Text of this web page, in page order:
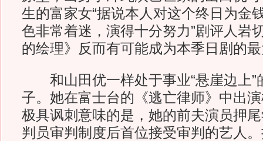
生的富家女“据说本人对这个终日为金
色非常着迷，演得十分努力”剧评人岩
的绘理》反而有可能成为本季日剧的最
和山田优一样处于事业“悬崖边上”
子。她在富士台的《逃亡律师》中出
极具讽刺意味的是，她的前夫演员押
判员审判制度后首位接受审判的艺人